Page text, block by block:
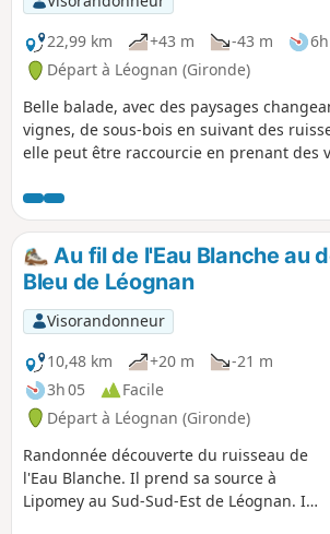
22,99 km
+43 m -43 m
Départ à Léognan (Gironde)
Belle balade, avec des paysages
vignes, de sous-bois en suivant des
elle peut être raccourcie en prenant des
Au fil de l'Eau Blanche au
Bleu de Léognan
Visorandonneur
10,48 km
+20 m
-21 m
3h 05
Facile
Départ à Léognan (Gironde)
Randonnée découverte du ruisseau de
l'Eau Blanche. Il prend sa source à
Lipomey au Sud-Sud-Est de Léognan. Il